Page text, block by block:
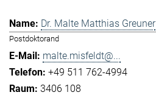
Dr. Malte Matthias Greuner
Postdoktorand
malte.misfeldt@...
+49 511 762-4994
3406 108